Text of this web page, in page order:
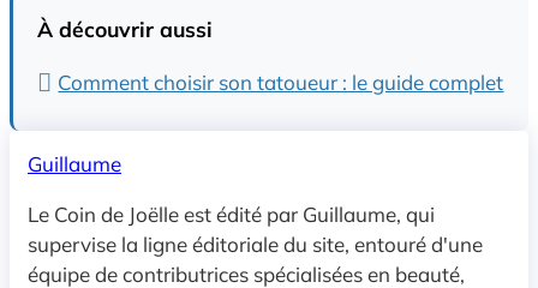
À découvrir aussi
Comment choisir son tatoueur : le guide complet
Guillaume
Le Coin de Joëlle est édité par Guillaume, qui
supervise la ligne éditoriale du site, entouré d'une
équipe de contributrices spécialisées en beauté,